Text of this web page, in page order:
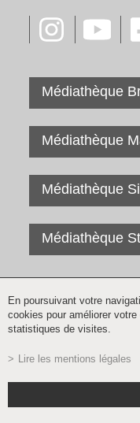
Médiathèque
Médiathèque
Médiathèque
Médiathèque
En poursuivant votre
cookies pour améliorer
statistiques de visites.
Lire les mentions légales